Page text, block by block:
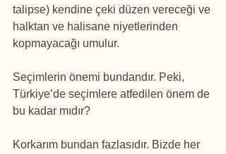
talipse) kendine çeki düzen vereceği ve
halktan ve halisane niyetlerinden
kopmayacağı umulur.
Seçimlerin önemi bundandır. Peki,
Türkiye’de seçimlere atfedilen önem de
bu kadar mıdır?
Korkarım bundan fazlasıdır. Bizde her